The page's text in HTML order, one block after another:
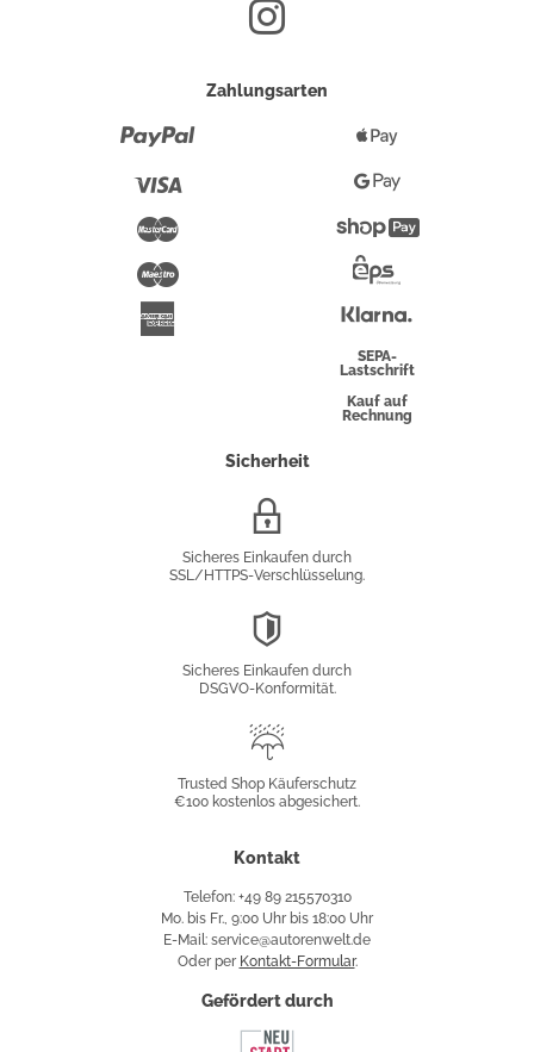
Zahlungsarten
Maestro
Pay
Google
Pay
Überweisung
SEPA-
Lastschrift
Kauf auf
Rechnung
Sicherheit
Sicheres Einkaufen durch
SSL/HTTPS-Verschlüsselung.
Sicheres Einkaufen durch
DSGVO-Konformität.
Käuferschutz
Trusted Shop Käuferschutz
€100 kostenlos abgesichert.
Kontakt
Telefon: +49 89 215570310
Mo. bis Fr., 9:00 Uhr bis 18:00 Uhr
E-Mail: service@autorenwelt.de
Oder per Kontakt-Formular.
Gefördert durch